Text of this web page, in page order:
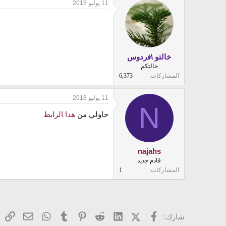
c
خالتو \فردوس
خالتكم
المشاركات
6,373
11 يوليو 2018
N
najahs
قادم جديد
المشاركات
1
11 يوليو 2018
حاولي من هدا الرابط
شارك: فيسبوكX (Twitter)
LinkedIn
Reddit
Pinterest
Tumblr
WhatsApp
البريد